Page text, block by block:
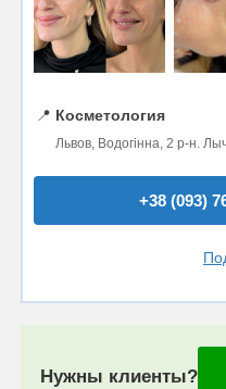
📍 Косметология
Львов, Водогінна, 2 р-н.
+38 (093)
Нужны клиенты?